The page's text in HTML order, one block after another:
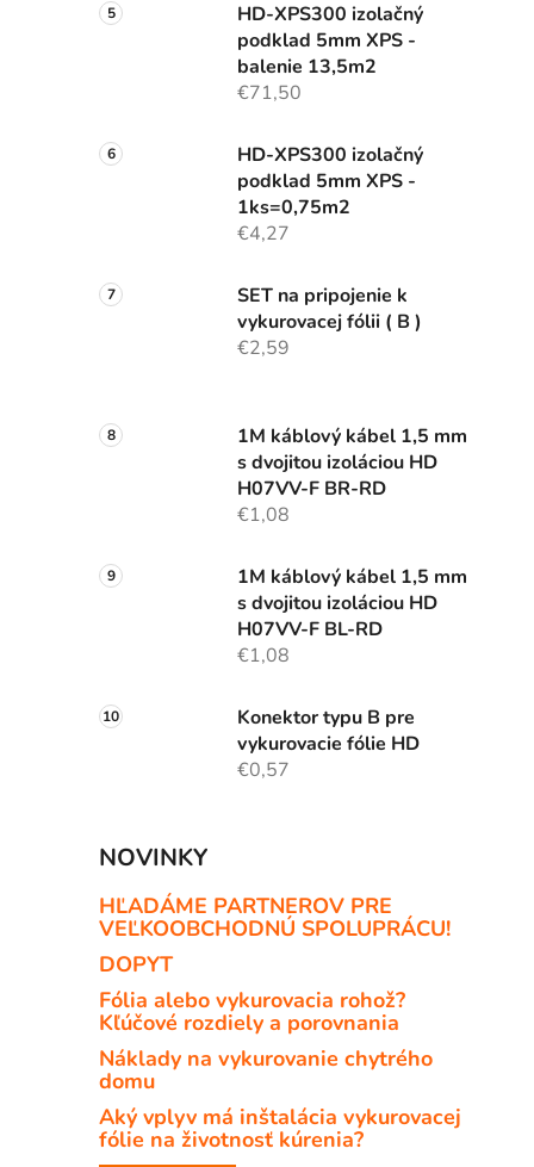
HD-XPS300 izolačný
podklad 5mm XPS -
balenie 13,5m2
€71,50
HD-XPS300 izolačný
podklad 5mm XPS -
1ks=0,75m2
€4,27
SET na pripojenie k
vykurovacej fólii ( B )
€2,59
1M káblový kábel 1,5 mm
s dvojitou izoláciou HD
H07VV-F BR-RD
€1,08
1M káblový kábel 1,5 mm
s dvojitou izoláciou HD
H07VV-F BL-RD
€1,08
Konektor typu B pre
vykurovacie fólie HD
€0,57
NOVINKY
HĽADÁME PARTNEROV PRE
VEĽKOOBCHODNÚ SPOLUPRÁCU!
DOPYT
Fólia alebo vykurovacia rohož?
Kľúčové rozdiely a porovnania
Náklady na vykurovanie chytrého
domu
Aký vplyv má inštalácia vykurovacej
fólie na životnosť kúrenia?